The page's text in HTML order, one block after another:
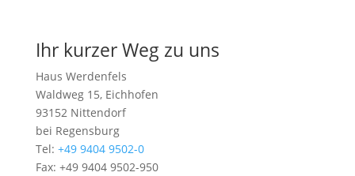
Ihr kurzer Weg zu uns
Haus Werdenfels
Waldweg 15, Eichhofen
93152 Nittendorf
bei Regensburg
Tel: +49 9404 9502-0
Fax: +49 9404 9502-950